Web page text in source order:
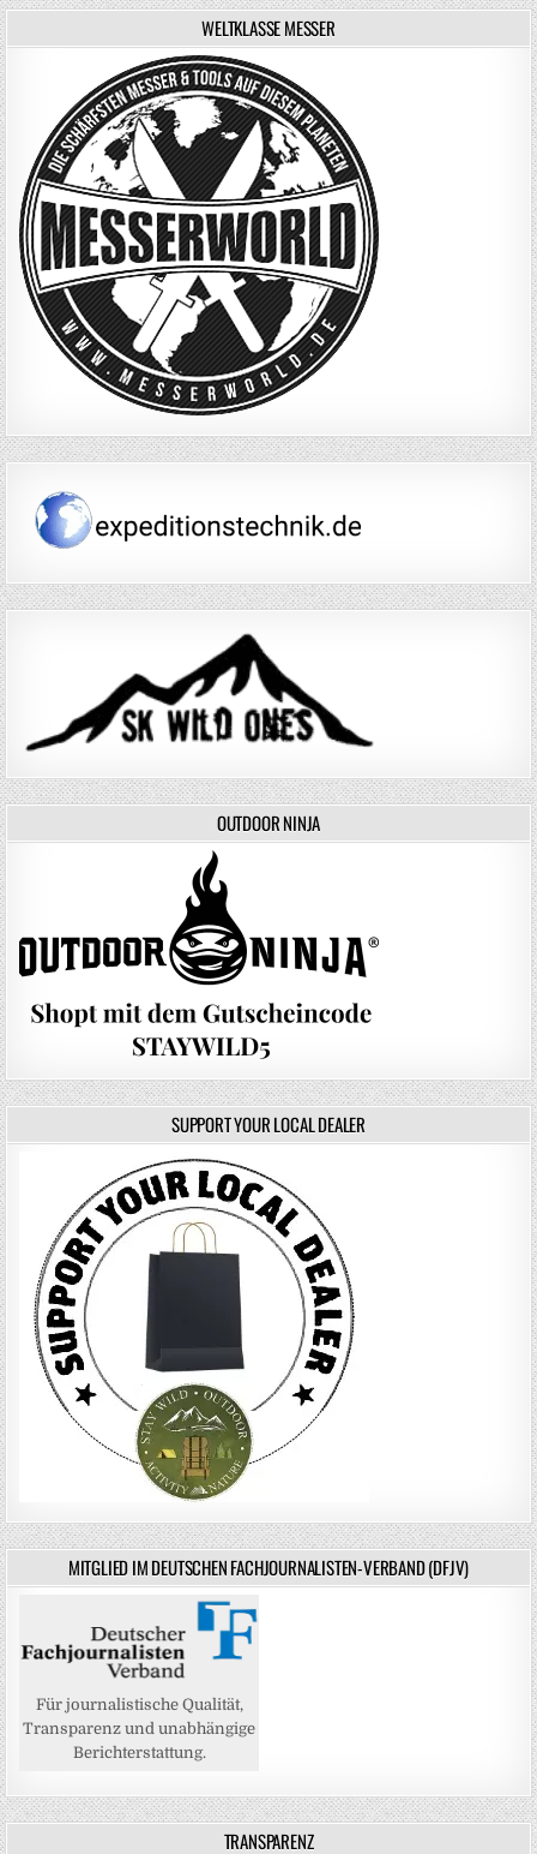
WELTKLASSE MESSER
OUTDOOR NINJA
SUPPORT YOUR LOCAL DEALER
MITGLIED IM DEUTSCHEN FACHJOURNALISTEN-VERBAND (DFJV)
Für journalistische Qualität,
Transparenz und unabhängige
Berichterstattung.
TRANSPARENZ